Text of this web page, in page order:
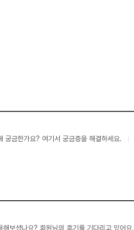
궁금한가요? 여기서 궁금증을 해결하세요.
해보셨나요? 회원님의 후기를 기다리고 있어요.